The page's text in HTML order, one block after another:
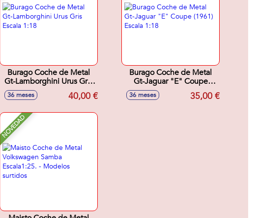
Burago Coche de Metal
Gt-Lamborghini Urus Gris
Escala 1:18
36 meses 40,00 €
Burago Coche de Metal
Gt-Jaguar "E" Coupe
(1961) Escala 1:18
36 meses 35,00 €
NOVEDAD